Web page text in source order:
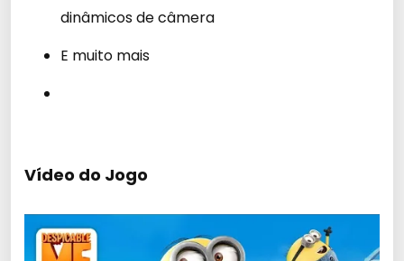
dinâmicos de câmera
E muito mais
Vídeo do Jogo